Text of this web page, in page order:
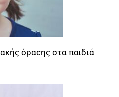
όρασης στα παιδιά